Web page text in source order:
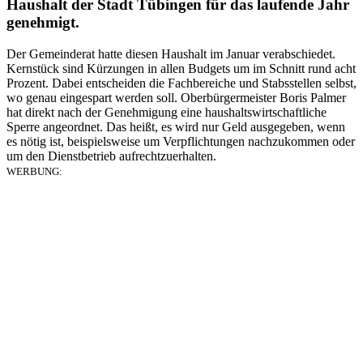
Haushalt der Stadt Tübingen für das laufende Jahr
genehmigt.
Der Gemeinderat hatte diesen Haushalt im Januar verabschiedet.
Kernstück sind Kürzungen in allen Budgets um im Schnitt rund acht
Prozent. Dabei entscheiden die Fachbereiche und Stabsstellen selbst,
wo genau eingespart werden soll. Oberbürgermeister Boris Palmer
hat direkt nach der Genehmigung eine haushaltswirtschaftliche
Sperre angeordnet. Das heißt, es wird nur Geld ausgegeben, wenn
es nötig ist, beispielsweise um Verpflichtungen nachzukommen oder
um den Dienstbetrieb aufrechtzuerhalten.
WERBUNG: